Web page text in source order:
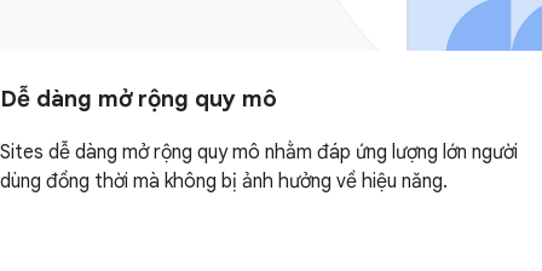
Dễ dàng mở rộng quy mô
Sites dễ dàng mở rộng quy mô nhằm đáp ứng lượng lớn người
dùng đồng thời mà không bị ảnh hưởng về hiệu năng.